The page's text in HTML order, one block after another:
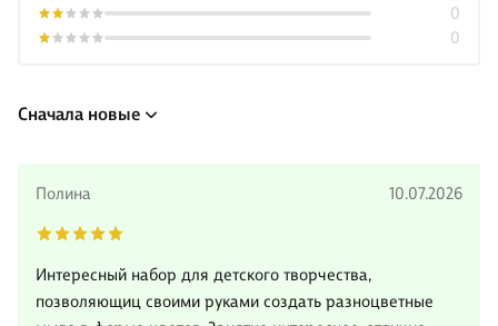
0
0
Сначала новые
Полина 10.07.2026
Интересный набор для детского творчества,
позволяющиц своими руками создать разноцветные